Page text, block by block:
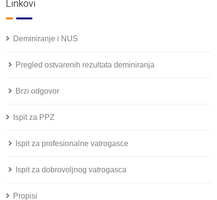
Linkovi
Deminiranje i NUS
Pregled ostvarenih rezultata deminiranja
Brzi odgovor
Ispit za PPZ
Ispit za profesionalne vatrogasce
Ispit za dobrovoljnog vatrogasca
Propisi